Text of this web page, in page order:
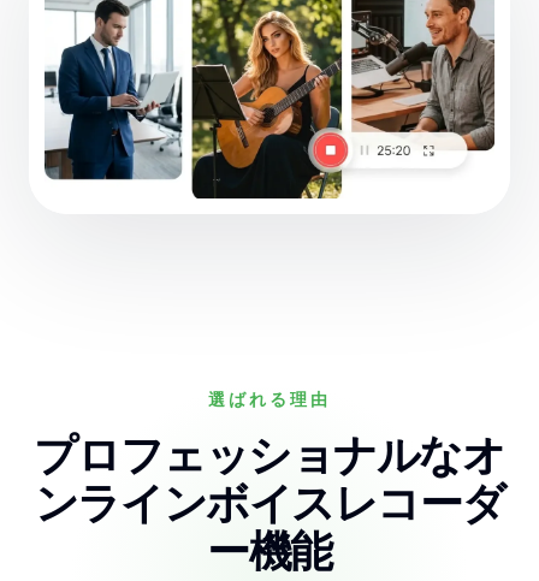
選ばれる理由
プロフェッショナルなオ
ンラインボイスレコーダ
ー機能